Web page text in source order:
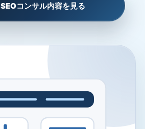
SEOコンサル内容を見る